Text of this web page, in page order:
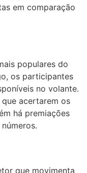
em comparação
populares do
os participantes
no volante.
acertarem os
há premiações
que movimenta